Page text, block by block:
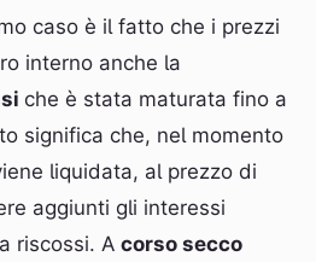
caso è il fatto che i prezzi
interno anche la
che è stata maturata fino a
significa che, nel momento
liquidata, al prezzo di
aggiunti gli interessi
riscossi. A corso secco